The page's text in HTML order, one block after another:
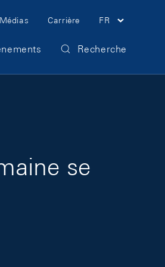
Médias Carrière FR
Recherche
se